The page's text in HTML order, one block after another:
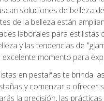
soluciones de belleza
de la belleza están
laborales para
y las tendencias de
momento para
en pestañas te brinda
y comenzar a ofrecer
la precisión, las